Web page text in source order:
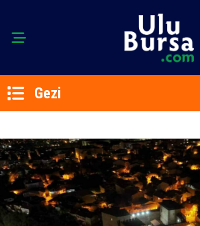
Gezi